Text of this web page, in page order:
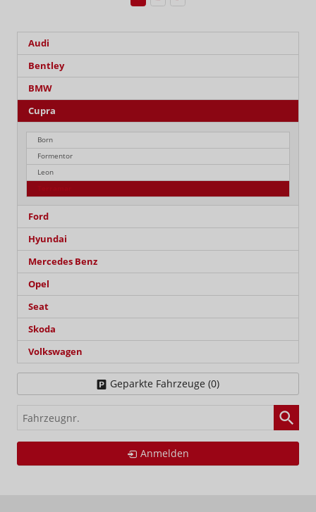
Audi
Bentley
BMW
Cupra
Born
Formentor
Leon
Ford
Hyundai
Mercedes Benz
Opel
Seat
Skoda
Volkswagen
Geparkte Fahrzeuge (0)
Fahrzeugnr.
Anmelden